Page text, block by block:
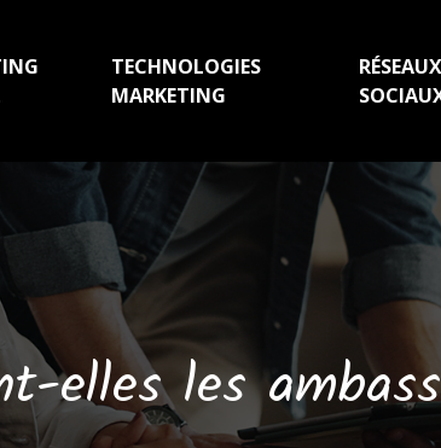
TECHNOLOGIES
MARKETING
RÉSEAUX
elles les